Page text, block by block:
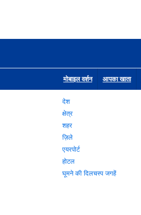
मोबाइल वर्शन आपका खाता
देश
क्षेत्र
शहर
ज़िले
एयरपोर्ट
होटल
घूमने की दिलचस्प जगहें